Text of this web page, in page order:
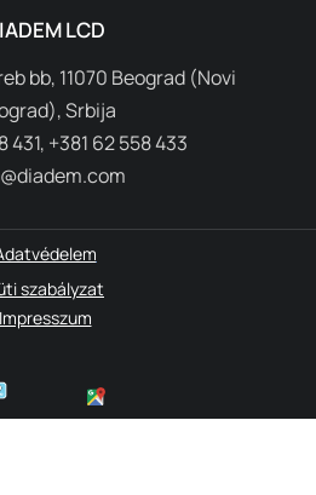
LCD
bb, 11070 Beograd (Novi
Srbija
431, +381 62 558 433
szabályzat
Impresszum